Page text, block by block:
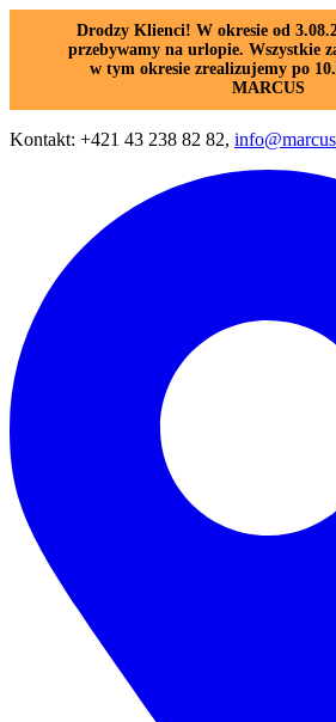
Drodzy Klienci! W okresie od
przebywamy na urlopie. Wszystkie
w tym okresie zrealizujemy po
MARCUS
Kontakt: +421 43 238 82 82,